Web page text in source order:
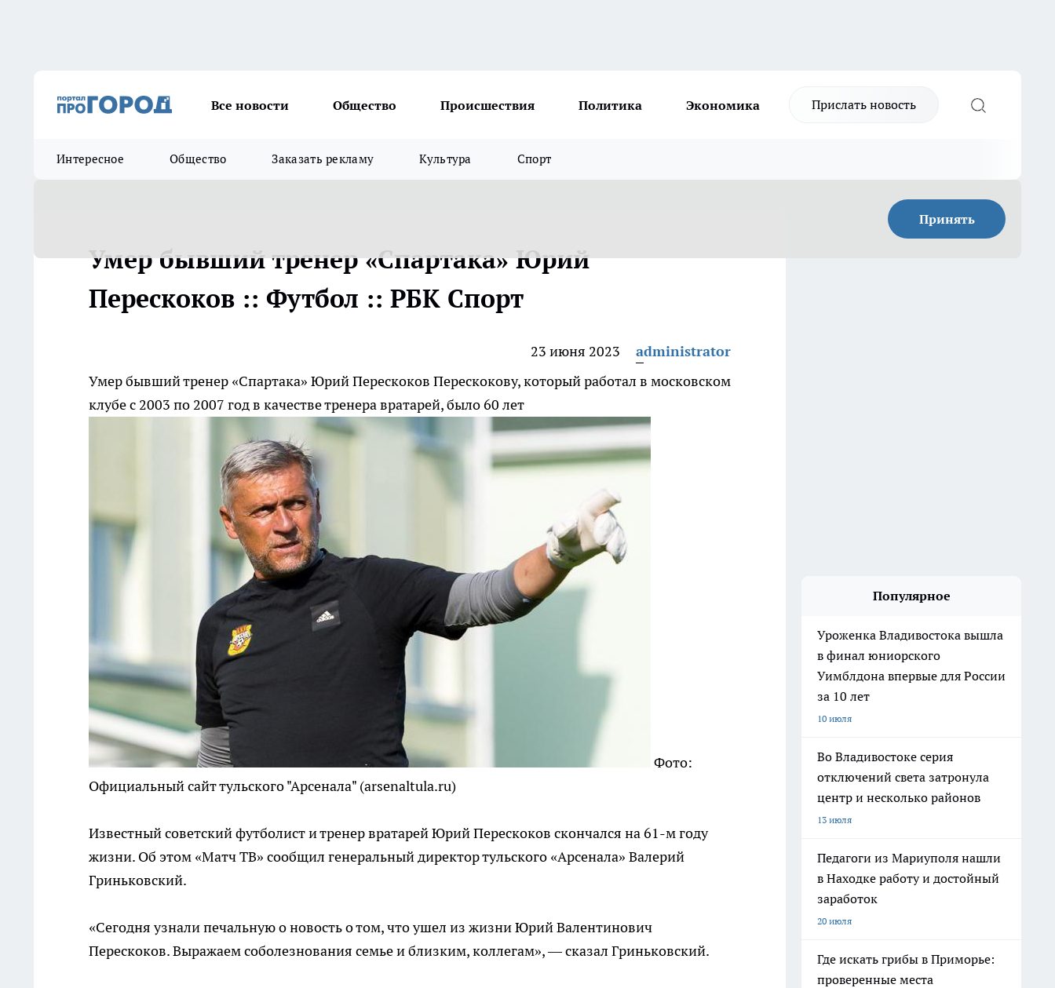
Все новости Общество Происшествия Политика Экономика Прислать новость
Интересное Общество Заказать рекламу Культура Спорт
Принять
Умер бывший тренер «Спартака» Юрий
Перескоков :: Футбол :: РБК Спорт
23 июня 2023
administrator
Умер бывший тренер «Спартака» Юрий Перескоков Перескокову, который работал в московском
клубе с 2003 по 2007 год в качестве тренера вратарей, было 60 лет
Фото:
Официальный сайт тульского "Арсенала" (arsenaltula.ru)
Известный советский футболист и тренер вратарей Юрий Перескоков скончался на 61-м году
жизни. Об этом «Матч ТВ» сообщил генеральный директор тульского «Арсенала» Валерий
Гриньковский.
«Сегодня узнали печальную о новость о том, что ушел из жизни Юрий Валентинович
Перескоков. Выражаем соболезнования семье и близким, коллегам», — сказал Гриньковский.
Популярное
Уроженка Владивостока вышла
в финал юниорского
Уимблдона впервые для России
за 10 лет
10 июля
Во Владивостоке серия
отключений света затронула
центр и несколько районов
13 июля
Педагоги из Мариуполя нашли
в Находке работу и достойный
заработок
20 июля
Где искать грибы в Приморье:
проверенные места